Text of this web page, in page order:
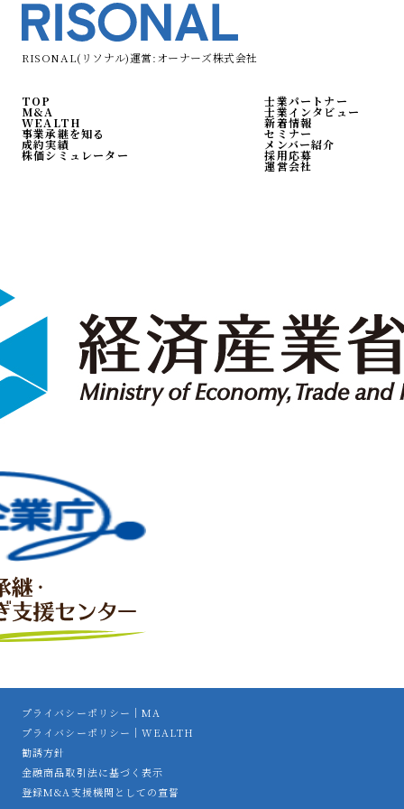
RISONAL(リソナル)運営:オーナーズ株式会社
TOP
M&A
WEALTH
事業承継を知る
成約実績
株価シミュレーター
士業パートナー
士業インタビュー
新着情報
セミナー
メンバー紹介
採用応募
運営会社
プライバシーポリシー｜MA
プライバシーポリシー｜WEALTH
勧誘方針
金融商品取引法に基づく表示
登録M&A支援機関としての宣誓